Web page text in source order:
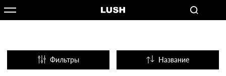
Фильтры Название